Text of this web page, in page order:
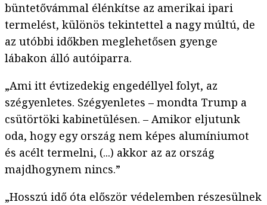
büntetővámmal élénkítse az amerikai ipari
termelést, különös tekintettel a nagy múltú, de
az utóbbi időkben meglehetősen gyenge
lábakon álló autóiparra.
„Ami itt évtizedekig engedéllyel folyt, az
szégyenletes. Szégyenletes – mondta Trump a
csütörtöki kabinetülésen. – Amikor eljutunk
oda, hogy egy ország nem képes alumíniumot
és acélt termelni, (...) akkor az az ország
majdhogynem nincs.”
„Hosszú idő óta először védelemben részesülnek